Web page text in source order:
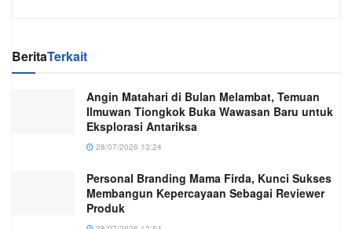
BeritaTerkait
Angin Matahari di Bulan Melambat, Temuan
Ilmuwan Tiongkok Buka Wawasan Baru untuk
Eksplorasi Antariksa
28/07/2026 13:24
Personal Branding Mama Firda, Kunci Sukses
Membangun Kepercayaan Sebagai Reviewer
Produk